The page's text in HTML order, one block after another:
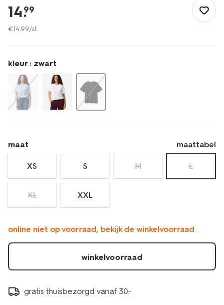
tops/dames-
t-
shirt-
regular-
-36303423.html
14.
99
€14.99/st.
kleur : zwart
maat maattabel
XS S M L
XL XXL
online niet op voorraad, bekijk de winkelvoorraad
winkelvoorraad
gratis thuisbezorgd vanaf 30.-